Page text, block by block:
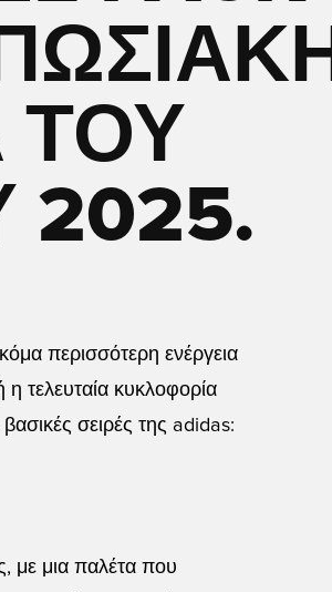
ΤΟΥ
2025.
περισσότερη ενέργεια
η τελευταία κυκλοφορία
σειρές της adidas:
με μια παλέτα που